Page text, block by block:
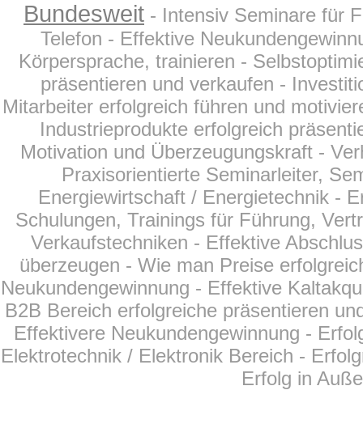
Bundesweit - Intensiv Seminare für
Telefon - Effektive
Körpersprache, trainieren -
präsentieren und verkaufen -
Mitarbeiter erfolgreich führen und
Industrieprodukte erfolgreich
Motivation und Überzeugungskraft -
Praxisorientierte Seminarleiter,
Energiewirtschaft / Energietechnik -
Schulungen, Trainings für Führung,
Verkaufstechniken - Effektive
überzeugen - Wie man Preise
Neukundengewinnung - Effektive
B2B Bereich erfolgreiche präsentieren
Effektivere Neukundengewinnung -
Elektrotechnik / Elektronik Bereich -
Erfolg in